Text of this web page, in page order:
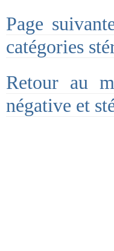
Page
catégories
Retour au
négative et